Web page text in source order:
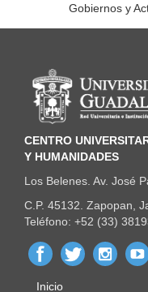
Gobiernos y
Información
CENTRO
Y HUMANIDADES
Los Belenes. Av. José
C.P. 45132. Zapopan,
Teléfono: +52 (33)
Inicio